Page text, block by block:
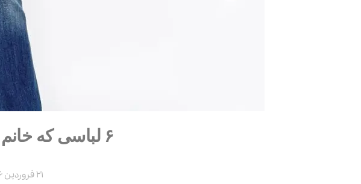
۶ لباسی که خانم های کوتاه قد باید داشته باشند
21 فروردین 1396